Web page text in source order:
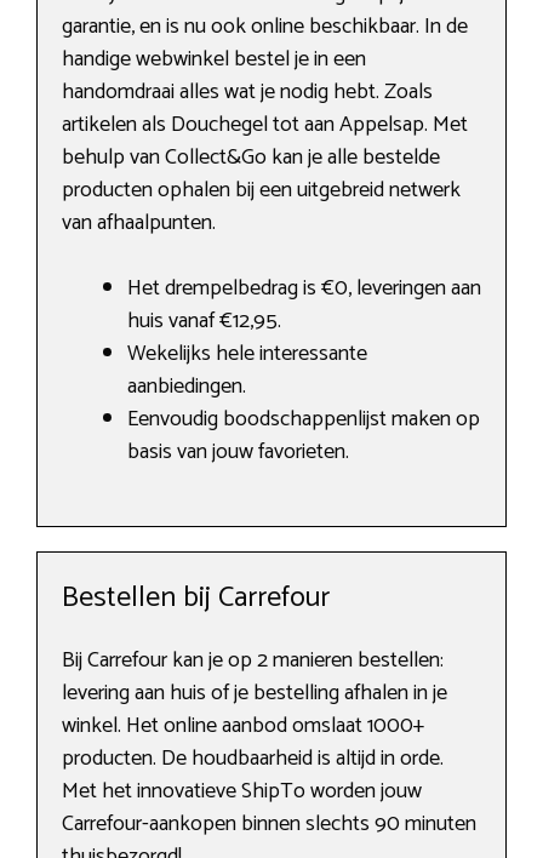
garantie, en is nu ook online beschikbaar. In de
handige webwinkel bestel je in een
handomdraai alles wat je nodig hebt. Zoals
artikelen als Douchegel tot aan Appelsap. Met
behulp van Collect&Go kan je alle bestelde
producten ophalen bij een uitgebreid netwerk
van afhaalpunten.
Het drempelbedrag is €0, leveringen aan
huis vanaf €12,95.
Wekelijks hele interessante
aanbiedingen.
Eenvoudig boodschappenlijst maken op
basis van jouw favorieten.
Bestellen bij Carrefour
Bij Carrefour kan je op 2 manieren bestellen:
levering aan huis of je bestelling afhalen in je
winkel. Het online aanbod omslaat 1000+
producten. De houdbaarheid is altijd in orde.
Met het innovatieve ShipTo worden jouw
Carrefour-aankopen binnen slechts 90 minuten